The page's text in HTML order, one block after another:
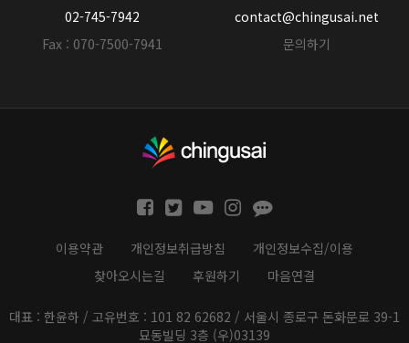
02-745-7942
Fax : 070-7500-7941
contact@chingusai.net
문의하기
이용약관 개인정보취급방침
개인정보수집/이용
찾아오시는길
후원하기 마음연결
대표 : 한윤하 / 고유번호 : 101 82 62682 / 서울시 종로구 돈화문로 39-1
묘동빌딩 3층 (우)03139